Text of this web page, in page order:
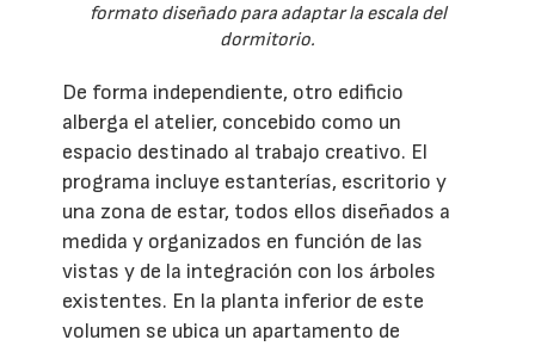
formato diseñado para adaptar la escala del
dormitorio.
De forma independiente, otro edificio
alberga el atelier, concebido como un
espacio destinado al trabajo creativo. El
programa incluye estanterías, escritorio y
una zona de estar, todos ellos diseñados a
medida y organizados en función de las
vistas y de la integración con los árboles
existentes. En la planta inferior de este
volumen se ubica un apartamento de